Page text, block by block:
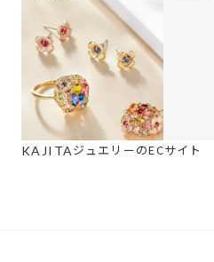
KAJITAジュエリーのECサイト